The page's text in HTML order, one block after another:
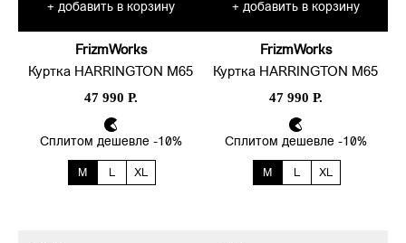
+ добавить в корзину
FrizmWorks
Куртка HARRINGTON M65
47 990 Р.
Сплитом дешевле -10%
M L XL
+ добавить в корзину
FrizmWorks
Куртка HARRINGTON M65
47 990 Р.
Сплитом дешевле -10%
M L XL